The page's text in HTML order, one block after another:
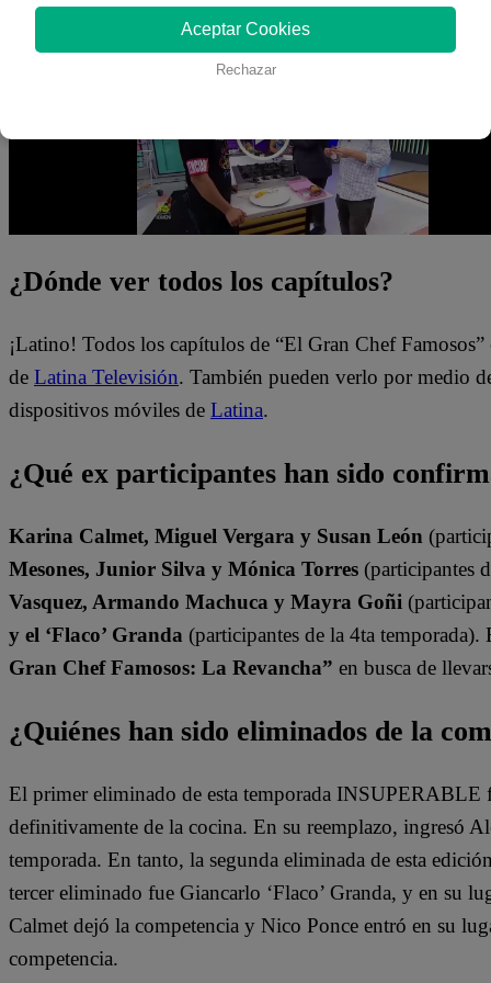
¿Dónde ver todos los capítulos?
¡Latino! Todos los capítulos de “El Gran Chef
de Latina Televisión. También pueden verlo por medio
dispositivos móviles de Latina.
¿Qué ex participantes han sido
Karina Calmet, Miguel Vergara y Susan León
Mesones, Junior Silva y Mónica Torres (participantes
Vasquez, Armando Machuca y Mayra Goñi
y el ‘Flaco’ Granda (participantes de la 4ta temporada).
Gran Chef Famosos: La Revancha” en busca de
¿Quiénes han sido eliminados de la
El primer eliminado de esta temporada INSUPERABLE
definitivamente de la cocina. En su reemplazo, ingresó
temporada. En tanto, la segunda eliminada de esta
tercer eliminado fue Giancarlo ‘Flaco’ Granda, y en su
Calmet dejó la competencia y Nico Ponce entró en su
competencia.
Aceptar Cookies
Rechazar